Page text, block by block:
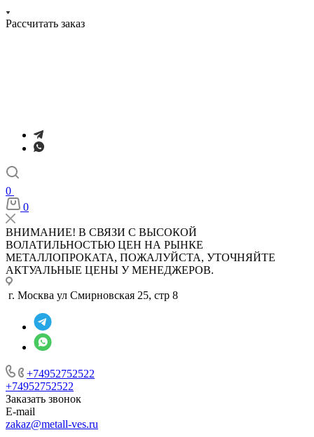
Рассчитать заказ
0
0
ВНИМАНИЕ! В СВЯЗИ С ВЫСОКОЙ
ВОЛАТИЛЬНОСТЬЮ ЦЕН НА РЫНКЕ
МЕТАЛЛОПРОКАТА, ПОЖАЛУЙСТА, УТОЧНЯЙТЕ
АКТУАЛЬНЫЕ ЦЕНЫ У МЕНЕДЖЕРОВ.
г. Москва ул Смирновская 25, стр 8
+74952752522
+74952752522
Заказать звонок
E-mail
zakaz@metall-ves.ru